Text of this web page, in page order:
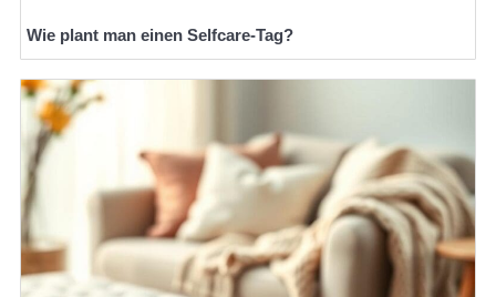
Wie plant man einen Selfcare-Tag?